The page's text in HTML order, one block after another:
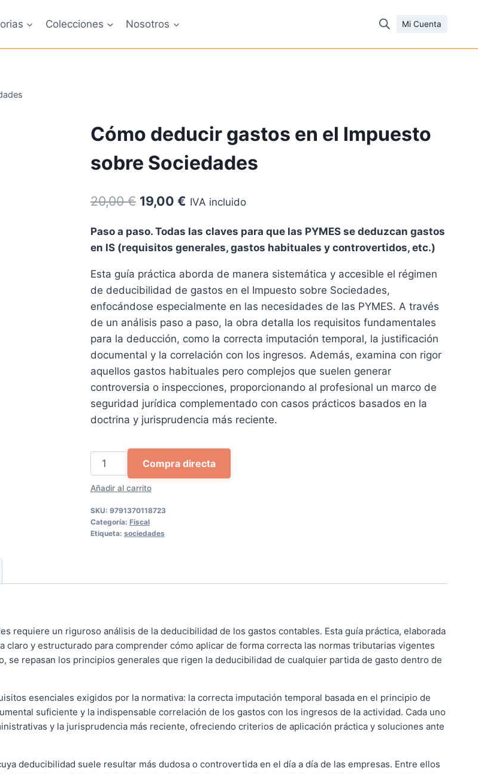
Colecciones Nosotros Mi Cuenta
Cómo deducir gastos en el Impuesto
sobre Sociedades
20,00€ El
original
20,00 €.
19,00 €El
actual
19,00 €.
IVA incluido
Paso a paso. Todas las claves para que las PYMES se deduzcan gastos
en IS (requisitos generales, gastos habituales y controvertidos, etc.)
Esta guía práctica aborda de manera sistemática y accesible el régimen
de deducibilidad de gastos en el Impuesto sobre Sociedades,
enfocándose especialmente en las necesidades de las PYMES. A través
de un análisis paso a paso, la obra detalla los requisitos fundamentales
para la deducción, como la correcta imputación temporal, la justificación
documental y la correlación con los ingresos. Además, examina con rigor
aquellos gastos habituales pero complejos que suelen generar
controversia o inspecciones, proporcionando al profesional un marco de
seguridad jurídica complementado con casos prácticos basados en la
doctrina y jurisprudencia más reciente.
Cómo
deducir
gastos
en
el
Impuesto
cantidad
Añadir al carrito
Compra directa
SKU: 9791370118723
Categoría: Fiscal
Etiqueta: sociedades
requiere un riguroso análisis de la deducibilidad de los gastos contables. Esta guía práctica, elaborada
y estructurado para comprender cómo aplicar de forma correcta las normas tributarias vigentes
repasan los principios generales que rigen la deducibilidad de cualquier partida de gasto dentro de
esenciales exigidos por la normativa: la correcta imputación temporal basada en el principio de
suficiente y la indispensable correlación de los gastos con los ingresos de la actividad. Cada uno
y la jurisprudencia más reciente, ofreciendo criterios de aplicación práctica y soluciones ante
deducibilidad suele resultar más dudosa o controvertida en el día a día de las empresas. Entre ellos